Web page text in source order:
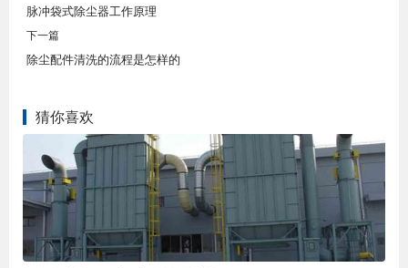
脉冲袋式除尘器工作原理
下一篇
除尘配件清洗的流程是怎样的
猜你喜欢